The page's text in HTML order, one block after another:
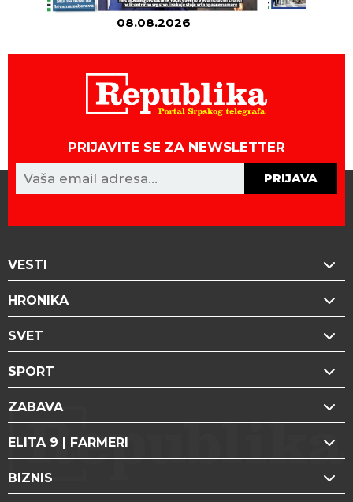
08.08.2026
PRIJAVITE SE ZA NEWSLETTER
PRIJAVA
VESTI
HRONIKA
SVET
SPORT
ZABAVA
ELITA 9 | FARMERI
BIZNIS